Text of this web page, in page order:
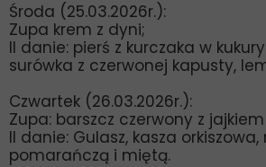
Środa (25.03.2026r.):
Zupa krem z dyni;
II danie: pierś z kurczaka w
surówka z czerwonej kapusty,
Czwartek (26.03.2026r.):
Zupa: barszcz czerwony z
II danie: Gulasz, kasza
pomarańczą i miętą.